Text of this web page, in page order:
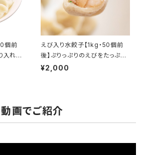
個前
入れま
えび入り水餃子【1kg・50個前
後】ぷりっぷりのえびをたっぷり
詰めました！
¥2,000
画でご紹介